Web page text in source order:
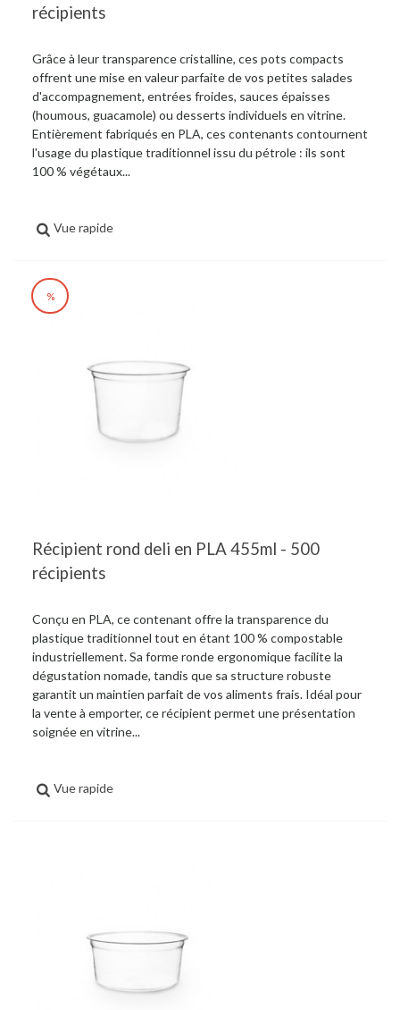
récipients
Grâce à leur transparence cristalline, ces pots compacts
offrent une mise en valeur parfaite de vos petites salades
d'accompagnement, entrées froides, sauces épaisses
(houmous, guacamole) ou desserts individuels en vitrine.
Entièrement fabriqués en PLA, ces contenants contournent
l'usage du plastique traditionnel issu du pétrole : ils sont
100 % végétaux...
Vue rapide
%
Récipient rond deli en PLA 455ml - 500
récipients
Conçu en PLA, ce contenant offre la transparence du
plastique traditionnel tout en étant 100 % compostable
industriellement. Sa forme ronde ergonomique facilite la
dégustation nomade, tandis que sa structure robuste
garantit un maintien parfait de vos aliments frais. Idéal pour
la vente à emporter, ce récipient permet une présentation
soignée en vitrine...
Vue rapide